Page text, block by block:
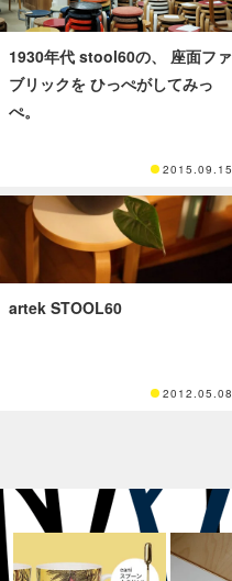
1930年代 stool60の、 座面ファ
ブリックを ひっぺがしてみっ
ぺ。
2015.09.15
artek STOOL60
2012.05.08